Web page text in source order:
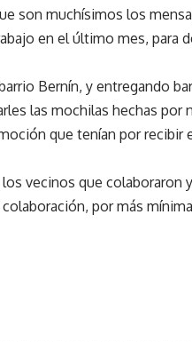
son muchísimos los
en el último mes, para
Bernín, y entregando
las mochilas hechas por
que tenían por recibir
vecinos que colaboraron
por más